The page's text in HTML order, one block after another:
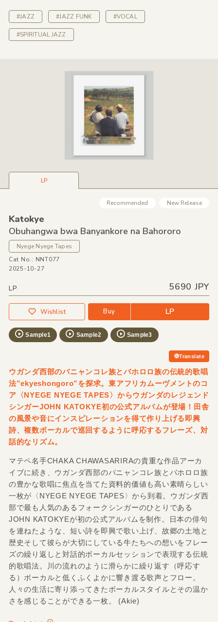
#JAZZ #JAZZ FUNK #VOCAL
#SPIRITUAL JAZZ
LP
Recommended New Release
Katokye
Obuhangwa bwa Banyankore na Bahororo
Nyege Nyege Tapes
Cat No.: NNT077
2025-10-27
LP 5690 JPY
Wishlist Buy LP
Sample1 Sample2 Sample3
Translate
ウガンダ西部のバニャンコレ族とバホロロ族の伝統的歌唱
法”ekyeshongoro”を探求。東アフリカムーヴメントのコ
ア〈NYEGE NYEGE TAPES〉からウガンダのレジェンド
シンガーJOHN KATOKYE初の公式アルバムが登場！田舎
の風景や音にインスピレーションを得て作り上げる即興
詩、複数ボーカルで巡回するように呼応するフレーズ、対
話的なリズム。
マテペ名手CHAKA CHAWASARIRAの貴重な作品アーカ
イブに続き、ウガンダ西部のバニャンコレ族とバホロロ族
の豊かな歌唱に焦点を当てた資料的価値も高い素晴らしい
一枚が〈NYEGE NYEGE TAPES〉から到着。ウガンダ西
部で最も人気のあるフォークシンガーのひとりである
JOHN KATOKYEが初の公式アルバムを制作。日本の俳句
を連ねたような、短い詩を即興で歌い上げ、故郷の土地と
歴史そして彼らが大切にしている牛たちへの想いをフレー
ズの繰り返しと対話的ボーカルセッションで表現する伝統
的歌唱法。川の流れのように滑らかに繰り返す（呼応す
る）ボーカルと低くふくよかに響き渡る歌声とフロー。
人々の生活に寄り添ってきたボーカルスタイルとその温か
さを感じることができる一枚。 (Akie)